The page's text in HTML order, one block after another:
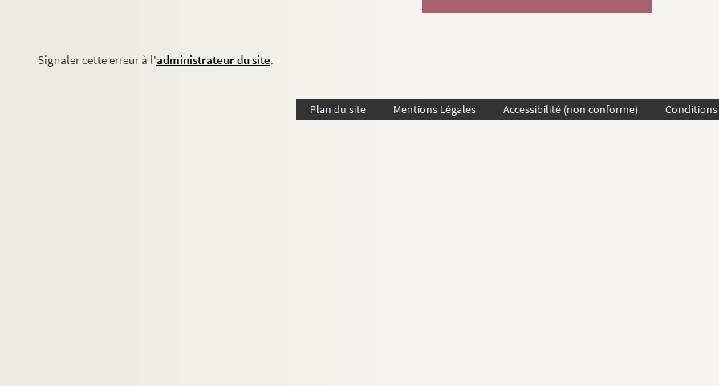
Signaler cette erreur à l'administrateur du site.
Plan du site Mentions Légales Accessibilité (non conforme)